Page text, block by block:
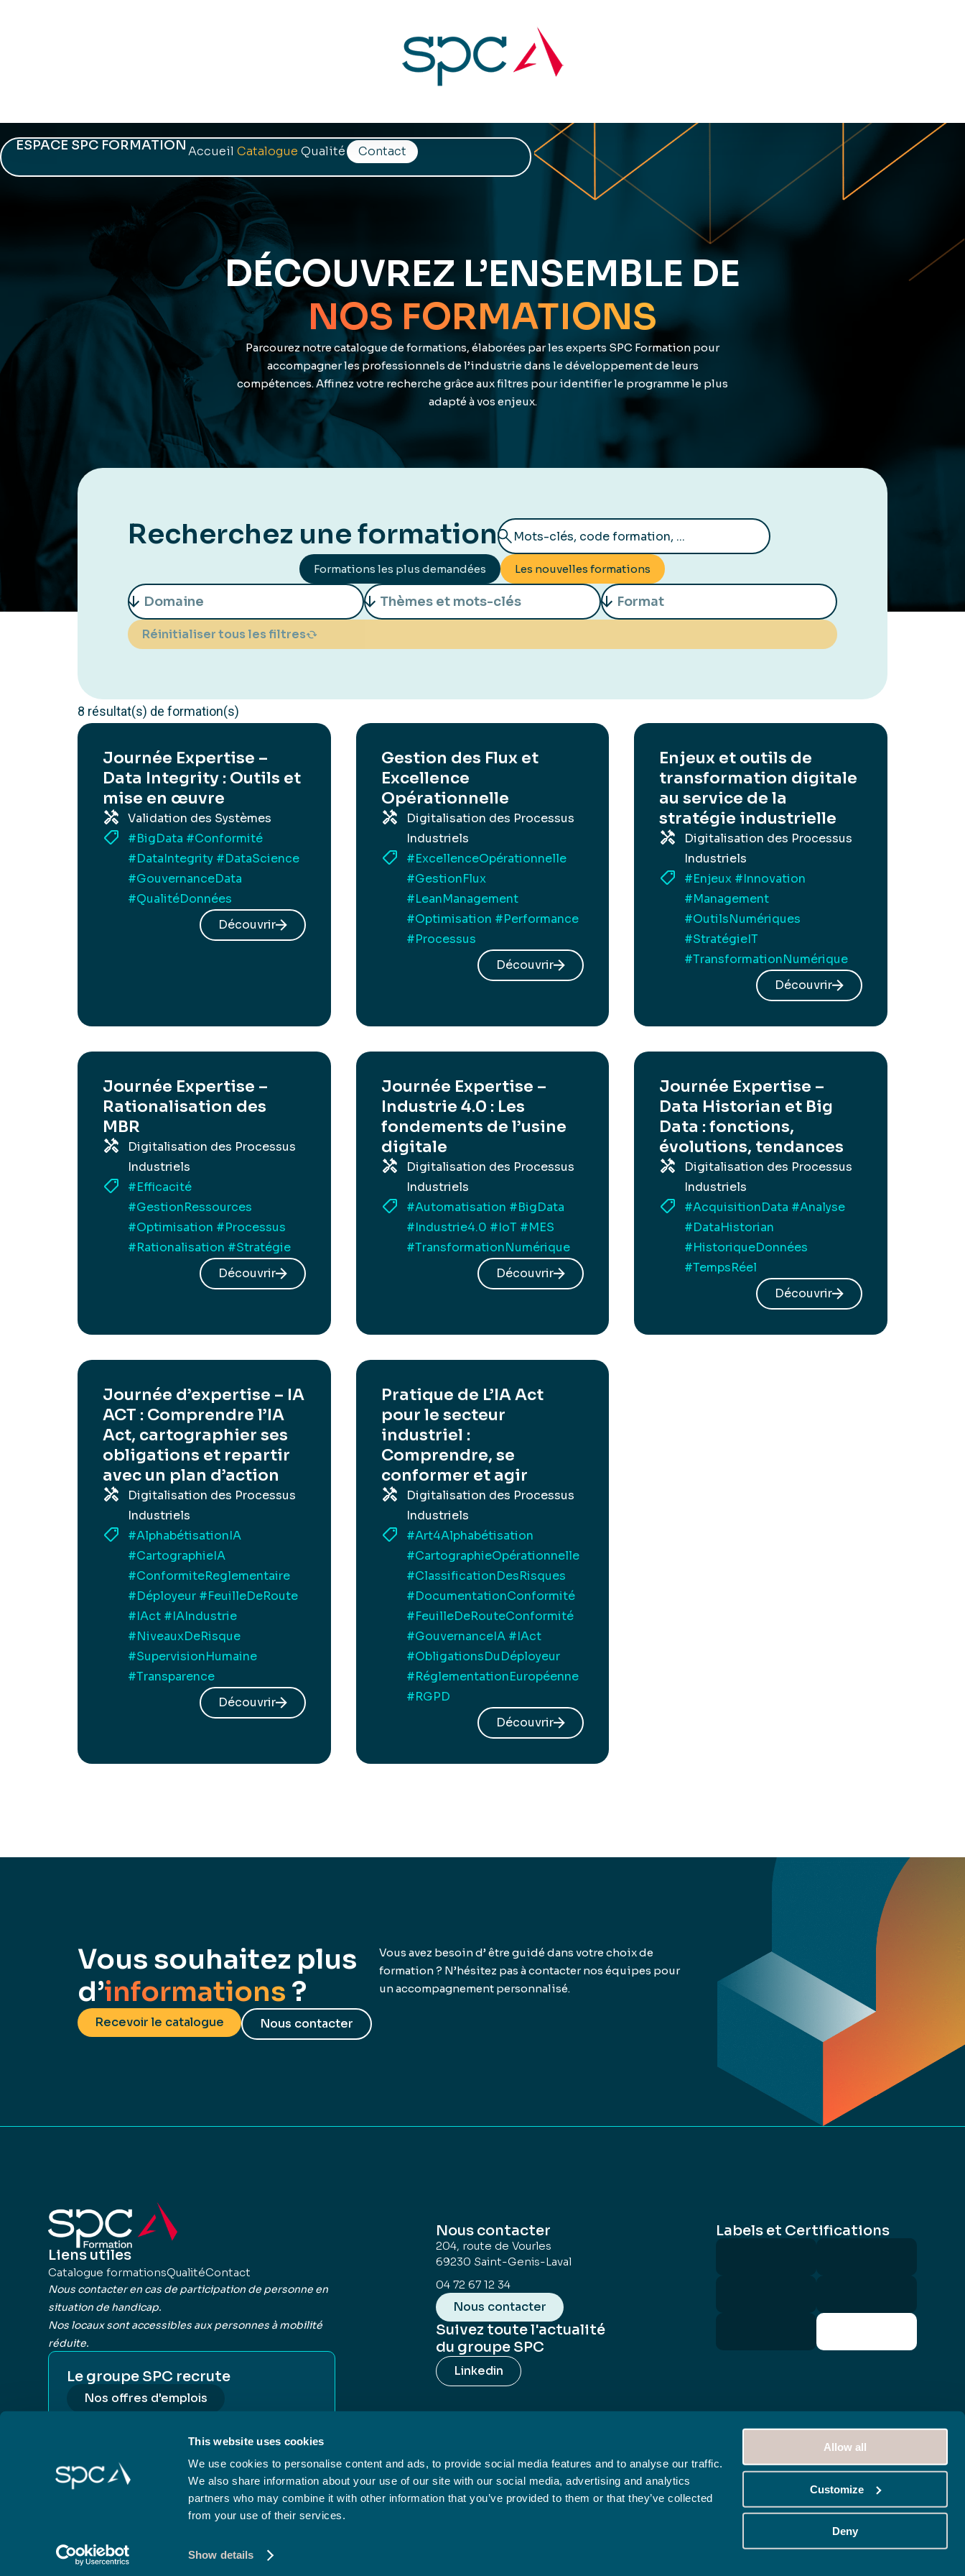
This website uses cookies
We use cookies to personalise content and ads, to provide social media features and to analyse our traffic.
We also share information about your use of our site with our social media, advertising and analytics
partners who may combine it with other information that you’ve provided to them or that they’ve collected
from your use of their services.
Show details
Allow all
Customize
Deny
ESPACE SPC FORMATIONAccueil Catalogue Qualité Contact
DÉCOUVREZ L’ENSEMBLE DE
NOS FORMATIONS
Parcourez notre catalogue de formations, élaborées par les experts SPC Formation pour
accompagner les professionnels de l’industrie dans le développement de leurs
compétences. Affinez votre recherche grâce aux filtres pour identifier le programme le plus
adapté à vos enjeux.
Recherchez une formation
Formations les plus demandées Les nouvelles formations
Réinitialiser tous les filtres
8 résultat(s) de formation(s)
Journée Expertise –
Data Integrity : Outils et
mise en œuvre
Validation des Systèmes
#BigData #Conformité
#DataIntegrity #DataScience
#GouvernanceData
#QualitéDonnées
Découvrir
Gestion des Flux et
Excellence
Opérationnelle
Digitalisation des Processus
Industriels
#ExcellenceOpérationnelle
#GestionFlux
#LeanManagement
#Optimisation #Performance
#Processus
Découvrir
Enjeux et outils de
transformation digitale
au service de la
stratégie industrielle
Digitalisation des Processus
Industriels
#Enjeux #Innovation
#Management
#OutilsNumériques
#StratégieIT
#TransformationNumérique
Découvrir
Journée Expertise –
Rationalisation des
MBR
Digitalisation des Processus
Industriels
#Efficacité
#GestionRessources
#Optimisation #Processus
#Rationalisation #Stratégie
Découvrir
Journée Expertise –
Industrie 4.0 : Les
fondements de l’usine
digitale
Digitalisation des Processus
Industriels
#Automatisation #BigData
#Industrie4.0 #IoT #MES
#TransformationNumérique
Découvrir
Journée Expertise –
Data Historian et Big
Data : fonctions,
évolutions, tendances
Digitalisation des Processus
Industriels
#AcquisitionData #Analyse
#DataHistorian
#HistoriqueDonnées
#TempsRéel
Découvrir
Journée d’expertise – IA
ACT : Comprendre l’IA
Act, cartographier ses
obligations et repartir
avec un plan d’action
Digitalisation des Processus
Industriels
#AlphabétisationIA
#CartographieIA
#ConformiteReglementaire
#Déployeur #FeuilleDeRoute
#IAct #IAIndustrie
#NiveauxDeRisque
#SupervisionHumaine
#Transparence
Découvrir
Pratique de L’IA Act
pour le secteur
industriel :
Comprendre, se
conformer et agir
Digitalisation des Processus
Industriels
#Art4Alphabétisation
#CartographieOpérationnelle
#ClassificationDesRisques
#DocumentationConformité
#FeuilleDeRouteConformité
#GouvernanceIA #IAct
#ObligationsDuDéployeur
#RéglementationEuropéenne
#RGPD
Découvrir
Vous souhaitez plus
d’informations ?
Vous avez besoin d’ être guidé dans votre choix de
formation ? N’hésitez pas à contacter nos équipes pour
un accompagnement personnalisé.
Recevoir le catalogue Nous contacter
Liens utiles
Catalogue formationsQualitéContact
Nous contacter en cas de participation de personne en
situation de handicap.
Nos locaux sont accessibles aux personnes à mobilité
réduite.
Le groupe SPC recrute
Nos offres d'emplois
Nous contacter
204, route de Vourles
69230 Saint-Genis-Laval
04 72 67 12 34
Nous contacter
Suivez toute l'actualité
du groupe SPC
Linkedin
Labels et Certifications